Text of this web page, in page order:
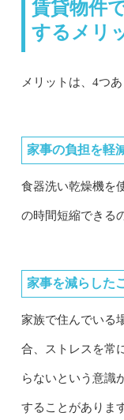
賃貸物件
するメリ
メリットは、4つあ
家事の負担を軽
食器洗い乾燥機を
の時間短縮できる
家事を減らした
家族で住んでいる
合、ストレスを常
らないという意識
することがありま